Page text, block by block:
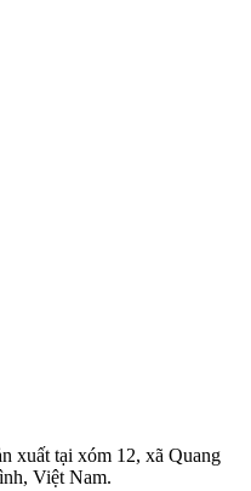
xuất tại xóm 12, xã Quang
Việt Nam.